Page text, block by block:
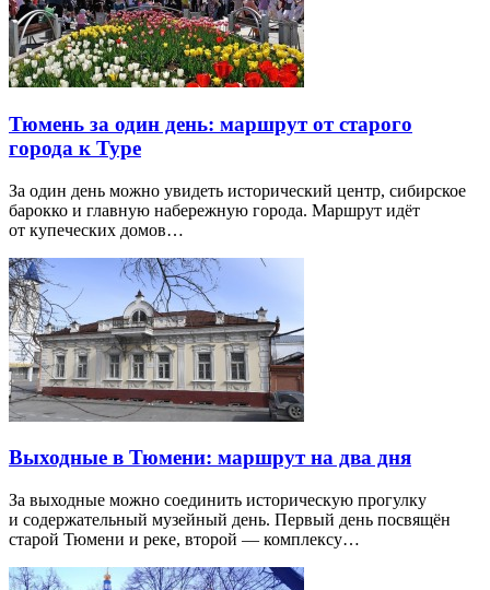
Тюмень за один день: маршрут от старого
города к Туре
За один день можно увидеть исторический центр, сибирское
барокко и главную набережную города. Маршрут идёт
от купеческих домов…
Выходные в Тюмени: маршрут на два дня
За выходные можно соединить историческую прогулку
и содержательный музейный день. Первый день посвящён
старой Тюмени и реке, второй — комплексу…